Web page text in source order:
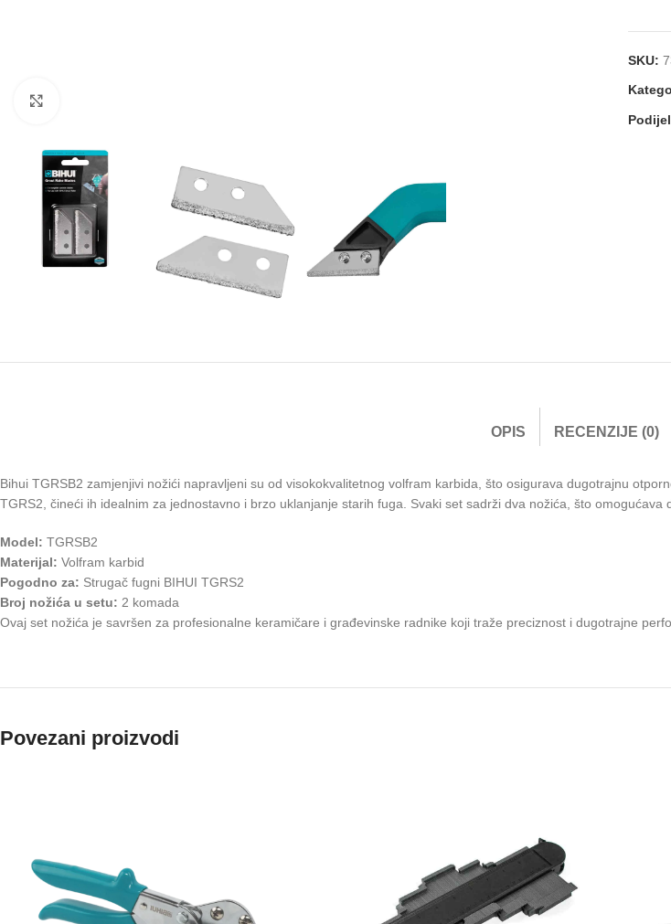
SKU:
OPIS RECENZIJE (0)
Bihui TGRSB2 zamjenjivi nožići napravljeni su od visokokvalitetnog volfram karbida, što osigurava dugotrajnu
TGRS2, čineći ih idealnim za jednostavno i brzo uklanjanje starih fuga. Svaki set sadrži dva nožića, što omogućava
Model: TGRSB2
Materijal: Volfram karbid
Pogodno za: Strugač fugni BIHUI TGRS2
Broj nožića u setu: 2 komada
Ovaj set nožića je savršen za profesionalne keramičare i građevinske radnike koji traže preciznost i dugotrajne
Povezani proizvodi